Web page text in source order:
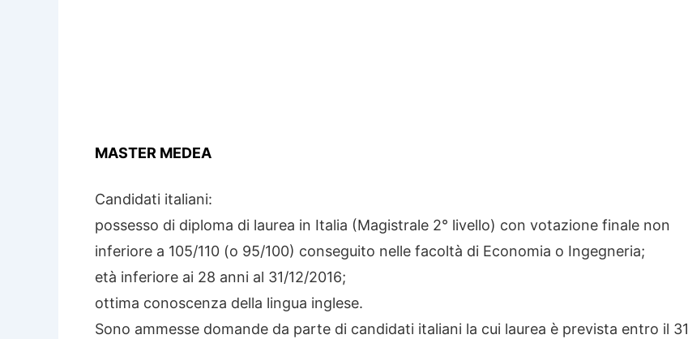
MASTER MEDEA
Candidati italiani:
possesso di diploma di laurea in Italia (Magistrale 2° livello) con votazione finale non
inferiore a 105/110 (o 95/100) conseguito nelle facoltà di Economia o Ingegneria;
età inferiore ai 28 anni al 31/12/2016;
ottima conoscenza della lingua inglese.
Sono ammesse domande da parte di candidati italiani la cui laurea è prevista entro il 31